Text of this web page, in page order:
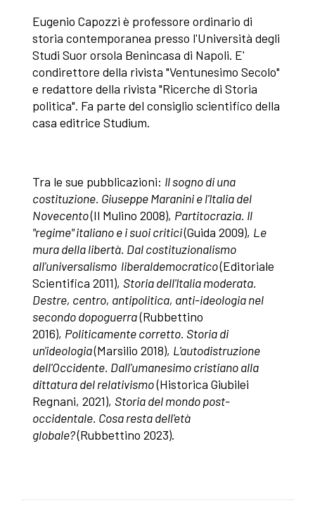
Eugenio Capozzi è professore ordinario di
storia contemporanea presso l'Università degli
Studi Suor orsola Benincasa di Napoli. E'
condirettore della rivista "Ventunesimo Secolo"
e redattore della rivista "Ricerche di Storia
politica". Fa parte del consiglio scientifico della
casa editrice Studium.
Tra le sue pubblicazioni: Il sogno di una
costituzione. Giuseppe Maranini e l'Italia del
Novecento(Il Mulino 2008), Partitocrazia. Il
"regime" italiano e i suoi critici(Guida 2009), Le
mura della libertà. Dal costituzionalismo
all'universalismo liberaldemocratico(Editoriale
Scientifica 2011), Storia dell'Italia moderata.
Destre, centro, antipolitica, anti-ideologia nel
secondo dopoguerra(Rubbettino
2016), Politicamente corretto. Storia di
un'ideologia(Marsilio 2018), L'autodistruzione
dell'Occidente. Dall'umanesimo cristiano alla
dittatura del relativismo(Historica Giubilei
Regnani, 2021), Storia del mondo post-
occidentale. Cosa resta dell'età
globale?(Rubbettino 2023).